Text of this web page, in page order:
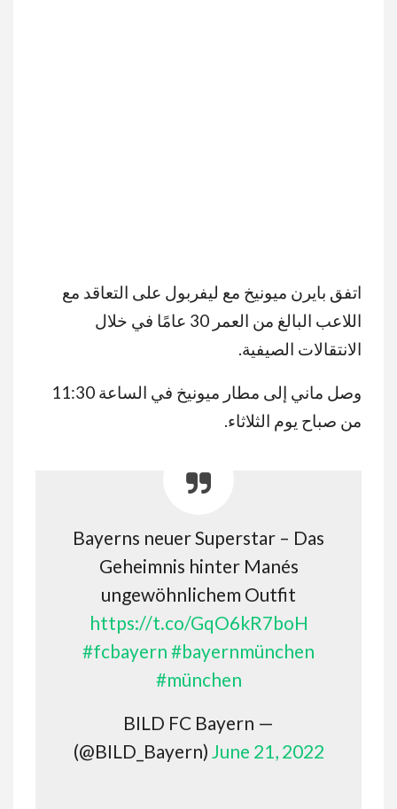
اتفق بايرن ميونيخ مع ليفربول على التعاقد مع
اللاعب البالغ من العمر 30 عامًا في خلال
الانتقالات الصيفية.
وصل ماني إلى مطار ميونيخ في الساعة 11:30
من صباح يوم الثلاثاء.
Bayerns neuer Superstar – Das
Geheimnis hinter Manés
ungewöhnlichem Outfit
https://t.co/GqO6kR7boH
#fcbayern #bayernmünchen
#münchen
— BILD FC Bayern
(@BILD_Bayern) June 21, 2022